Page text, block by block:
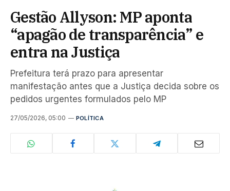
Gestão Allyson: MP aponta
“apagão de transparência” e
entra na Justiça
Prefeitura terá prazo para apresentar
manifestação antes que a Justiça decida sobre os
pedidos urgentes formulados pelo MP
27/05/2026, 05:00 POLÍTICA